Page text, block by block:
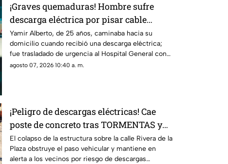
¡Graves quemaduras! Hombre sufre
descarga eléctrica por pisar cable
expuesto en banqueta de Ciudad Juárez
Yamir Alberto, de 25 años, caminaba hacia su
domicilio cuando recibió una descarga eléctrica;
fue trasladado de urgencia al Hospital General con
lesiones de segundo y tercer grado
agosto 07, 2026 10:40 a. m.
¡Peligro de descargas eléctricas! Cae
poste de concreto tras TORMENTAS y
bloquea calles en Ciudad Juárez
El colapso de la estructura sobre la calle Rivera de la
Plaza obstruye el paso vehicular y mantiene en
alerta a los vecinos por riesgo de descargas